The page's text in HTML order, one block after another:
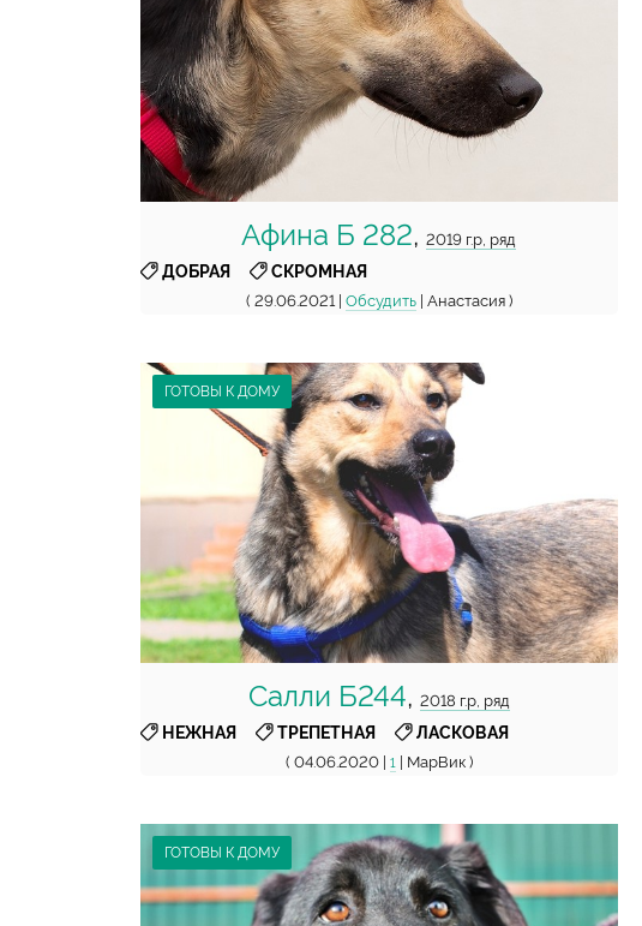
Афина Б 282,2019 г.р, ряд
ДОБРАЯ
СКРОМНАЯ
( 29.06.2021 | Обсудить| Анастасия )
ГОТОВЫ К ДОМУ
Салли Б244, 2018 г.р, ряд
НЕЖНАЯ
ТРЕПЕТНАЯ
ЛАСКОВАЯ
( 04.06.2020 | 1 | МарВик )
ГОТОВЫ К ДОМУ